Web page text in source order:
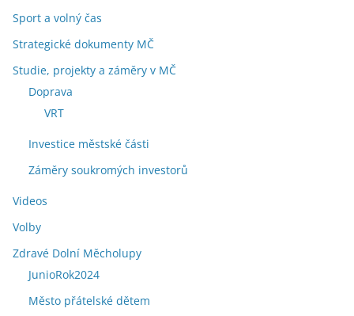
Sport a volný čas
Strategické dokumenty MČ
Studie, projekty a záměry v MČ
Doprava
VRT
Investice městské části
Záměry soukromých investorů
Videos
Volby
Zdravé Dolní Měcholupy
JunioRok2024
Město přátelské dětem